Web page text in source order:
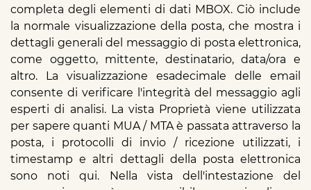
completa degli elementi di dati MBOX. Ciò include
la normale visualizzazione della posta, che mostra i
dettagli generali del messaggio di posta elettronica,
come oggetto, mittente, destinatario, data/ora e
altro. La visualizzazione esadecimale delle email
consente di verificare l'integrità del messaggio agli
esperti di analisi. La vista Proprietà viene utilizzata
per sapere quanti MUA / MTA è passata attraverso la
posta, i protocolli di invio / ricezione utilizzati, i
timestamp e altri dettagli della posta elettronica
sono noti qui. Nella vista dell'intestazione del